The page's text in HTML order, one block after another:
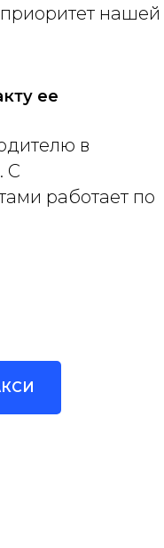
нашей
ее
в
С
работает по